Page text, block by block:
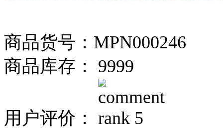
商品货号：MPN000246
商品库存： 9999
用户评价：